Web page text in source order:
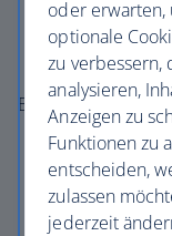
Robust–
Beispiele für
Skalierbarer
oder erwarten,
optionale
zu verbessern,
analysieren,
Anzeigen zu
Funktionen zu
entscheiden,
zulassen
jederzeit